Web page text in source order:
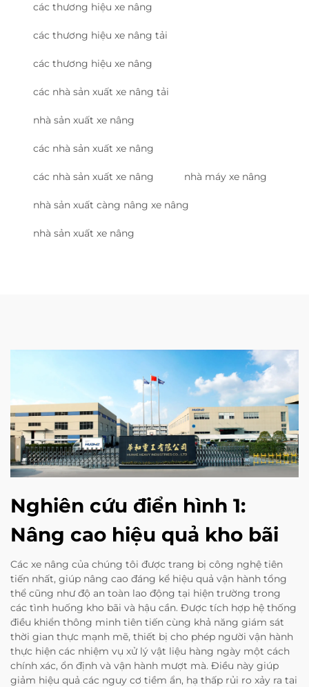
các thương hiệu xe nâng
các thương hiệu xe nâng tải
các thương hiệu xe nâng
các nhà sản xuất xe nâng tải
nhà sản xuất xe nâng
các nhà sản xuất xe nâng
các nhà sản xuất xe nâng nhà máy xe nâng
nhà sản xuất càng nâng xe nâng
nhà sản xuất xe nâng
Nghiên cứu điển hình 1:
Nâng cao hiệu quả kho bãi
Các xe nâng của chúng tôi được trang bị công nghệ tiên
tiến nhất, giúp nâng cao đáng kể hiệu quả vận hành tổng
thể cũng như độ an toàn lao động tại hiện trường trong
các tình huống kho bãi và hậu cần. Được tích hợp hệ thống
điều khiển thông minh tiên tiến cùng khả năng giám sát
thời gian thực mạnh mẽ, thiết bị cho phép người vận hành
thực hiện các nhiệm vụ xử lý vật liệu hàng ngày một cách
chính xác, ổn định và vận hành mượt mà. Điều này giúp
giảm hiệu quả các nguy cơ tiềm ẩn, hạ thấp rủi ro xảy ra tai